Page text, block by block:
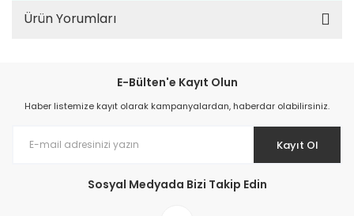
Ürün Yorumları
E-Bülten'e Kayıt Olun
Haber listemize kayıt olarak kampanyalardan, haberdar olabilirsiniz.
Kayıt Ol
Sosyal Medyada Bizi Takip Edin